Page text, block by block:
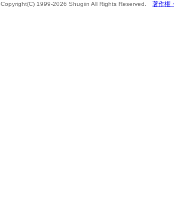
Copyright(C) 1999-2026 Shugiin All Rights Reserved. 著作権